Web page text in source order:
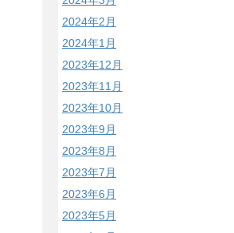
2024年2月
2024年1月
2023年12月
2023年11月
2023年10月
2023年9月
2023年8月
2023年7月
2023年6月
2023年5月